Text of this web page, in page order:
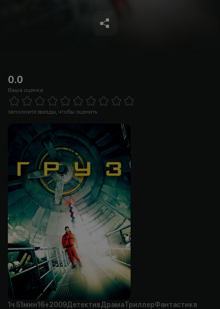
0.0
Ваша оценка
5 Stars
заполните звезды, чтобы оценить
1ч 51мин16+2009ДетективДрамаТриллерФантастика